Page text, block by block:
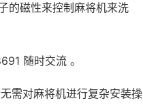
的磁性来控制麻将机来洗
随时交流 。
需对麻将机进行复杂安装操